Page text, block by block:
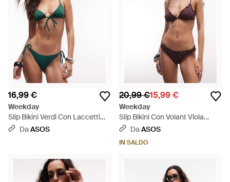
16,99 €
Weekday
Slip Bikini Verdi Con Laccetti
Laterali - Verde
DaASOS
20,99 €15,99 €
Weekday
Slip Bikini Con Volant Viola
Prugna Scuro - Rosso
DaASOS
IN SALDO